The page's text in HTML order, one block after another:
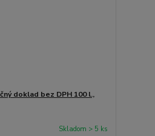
doklad bez DPH 100 l.,
Skladom > 5 ks